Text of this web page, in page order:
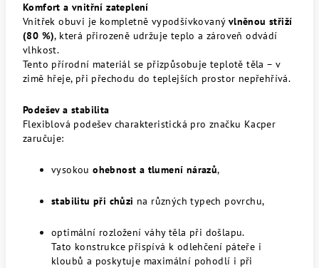
Komfort a vnitřní zateplení
Vnitřek obuvi je kompletně vypodšívkovaný vlněnou střiží
(80 %), která přirozeně udržuje teplo a zároveň odvádí
vlhkost.
Tento přírodní materiál se přizpůsobuje teplotě těla – v
zimě hřeje, při přechodu do teplejších prostor nepřehřívá.
Podešev a stabilita
Flexiblová podešev charakteristická pro značku Kacper
zaručuje:
vysokouohebnost a tlumení nárazů,
stabilitu při chůzi na různých typech povrchu,
optimální rozložení váhy těla při došlapu.
Tato konstrukce přispívá k odlehčení páteře i
kloubů a poskytuje maximální pohodlí i při